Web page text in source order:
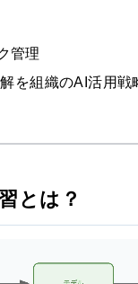
管理
を組織のAI活用戦
とは？